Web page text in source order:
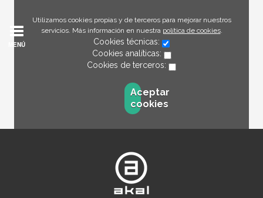
Utilizamos cookies propias y de terceros para mejorar nuestros
servicios. Más información en nuestra política de cookies.
Cookies técnicas:
Cookies analíticas:
Cookies de terceros:
Aceptar
cookies
MENÚ